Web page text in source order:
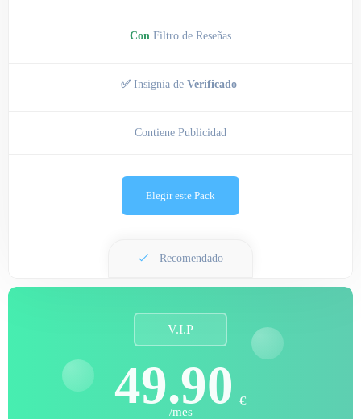
Con Filtro de Reseñas
✅ Insignia de Verificado
Contiene Publicidad
Elegir este Pack
Recomendado
V.I.P
€
49.90
/mes